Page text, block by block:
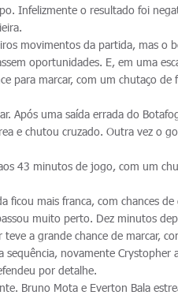
Infelizmente o resultado foi
movimentos da partida, mas o
oportunidades. E, em uma
para marcar, com um chutaço de
Após uma saída errada do
e chutou cruzado. Outra vez o
43 minutos de jogo, com um
ficou mais franca, com chances de
muito perto. Dez minutos
a grande chance de marcar,
novamente Crystopher
por detalhe.
Bruno Mota e Everton Bala